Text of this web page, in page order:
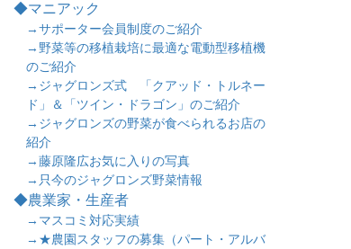
◆マニアック
→サポーター会員制度のご紹介
→野菜等の移植栽培に最適な電動型移植機
のご紹介
→ジャグロンズ式 「クアッド・トルネー
ド」＆「ツイン・ドラゴン」のご紹介
→ジャグロンズの野菜が食べられるお店の
紹介
→藤原隆広お気に入りの写真
→只今のジャグロンズ野菜情報
◆農業家・生産者
→マスコミ対応実績
→★農園スタッフの募集（パート・アルバ